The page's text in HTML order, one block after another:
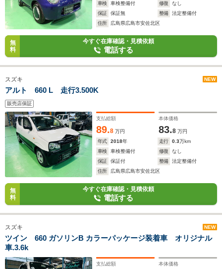
車検
車検整備付 修復
なし
保証
保証無 整備
法定整備付
住所
広島県広島市安佐北区
無
料
今すぐ在庫確認・見積依頼
電話する
スズキ NEW
アルト 660 L 走行3.500K
販売店保証
支払総額
89.8 万円
本体価格
83.8 万円
年式
2018年 走行 0.3万km
車検
車検整備付 修復
なし
保証
保証付 整備
法定整備付
住所
広島県広島市安佐北区
無
料
今すぐ在庫確認・見積依頼
電話する
スズキ NEW
ツイン 660 ガソリンB カラーパッケージ装着車 オリジナル
車.3.6k
支払総額 本体価格